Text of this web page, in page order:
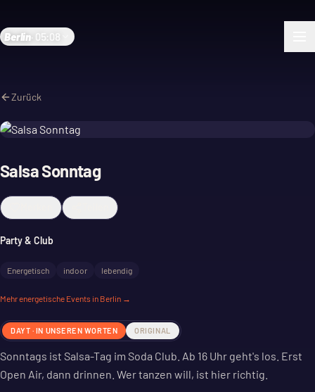
Berlin 05:08
Zurück
Salsa Sonntag
Party & Club
Energetisch indoor lebendig
Mehrenergetische Events in Berlin →
DAYT · IN UNSEREN WORTEN ORIGINAL
Sonntags ist Salsa-Tag im Soda Club. Ab 16 Uhr geht's los. Erst
Open Air, dann drinnen. Wer tanzen will, ist hier richtig.